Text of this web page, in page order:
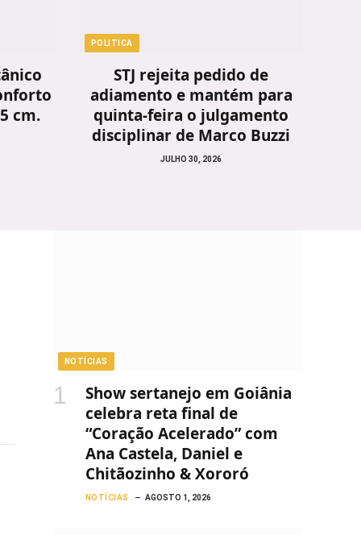
cm.
POLITICA
STJ rejeita pedido de
adiamento e mantém para
quinta-feira o julgamento
disciplinar de Marco Buzzi
JULHO 30, 2026
NOTÍCIAS
Show sertanejo em Goiânia
celebra reta final de
“Coração Acelerado” com
Ana Castela, Daniel e
Chitãozinho & Xororó
NOTÍCIAS AGOSTO 1, 2026